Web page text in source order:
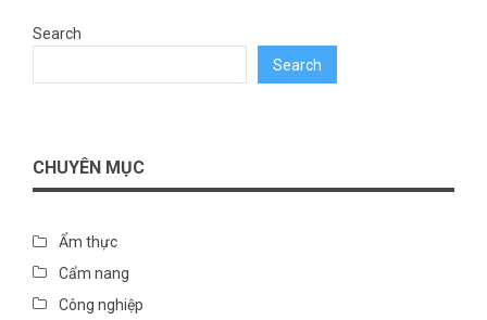
Search
Search
CHUYÊN MỤC
Ẩm thực
Cẩm nang
Công nghiệp